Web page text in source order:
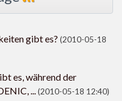
gibt es? (2010-05-18
es, während der
...(2010-05-18 12:40)